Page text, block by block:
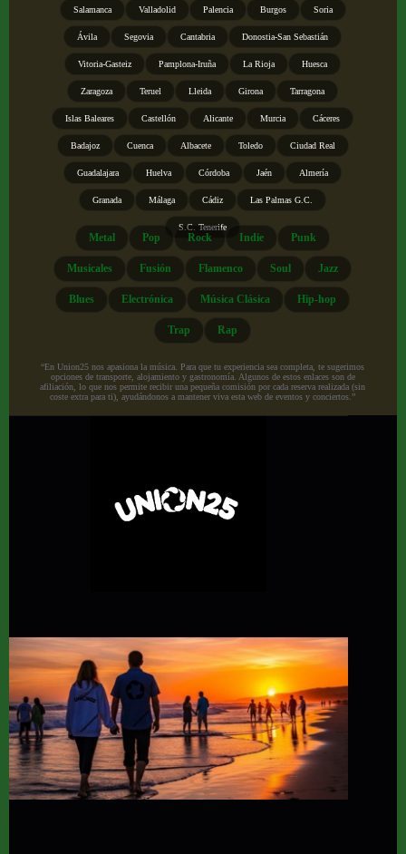
Salamanca Valladolid Palencia Burgos Soria
Ávila Segovia Cantabria Donostia-San Sebastián
Vitoria-Gasteiz Pamplona-Iruña La Rioja Huesca
Zaragoza Teruel Lleida Girona Tarragona
Islas Baleares Castellón Alicante Murcia Cáceres
Badajoz Cuenca Albacete Toledo Ciudad Real
Guadalajara Huelva Córdoba Jaén Almería
Granada Málaga Cádiz Las Palmas G.C.
S.C. Tenerife
Metal Pop Rock Indie Punk
Musicales Fusión Flamenco Soul Jazz
Blues Electrónica Música Clásica Hip-hop
Trap Rap
“En Union25 nos apasiona la música. Para que tu experiencia sea completa, te sugerimos
opciones de transporte, alojamiento y gastronomía. Algunos de estos enlaces son de
afiliación, lo que nos permite recibir una pequeña comisión por cada reserva realizada (sin
coste extra para ti), ayudándonos a mantener viva esta web de eventos y conciertos.”